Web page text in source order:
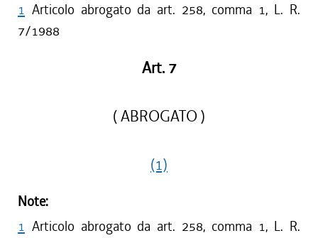
1 Articolo abrogato da art. 258, comma 1, L. R.
7/1988
Art. 7
( ABROGATO )
(1)
Note:
1 Articolo abrogato da art. 258, comma 1, L. R.